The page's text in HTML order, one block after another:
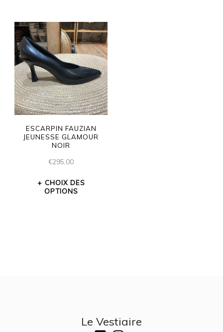
ESCARPIN FAUZIAN
JEUNESSE GLAMOUR
NOIR
€295,00
CHOIX DES
OPTIONS
Le Vestiaire